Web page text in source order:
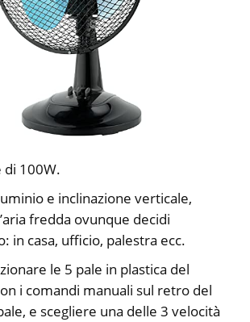
di 100W.
e inclinazione verticale,
fredda ovunque decidi
in casa, ufficio, palestra ecc.
le 5 pale in plastica del
i comandi manuali sul retro del
e scegliere una delle 3 velocità